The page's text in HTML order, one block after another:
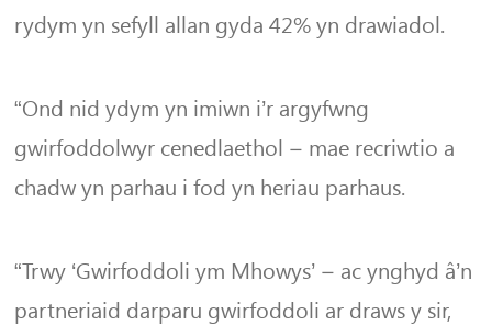
rydym yn sefyll allan gyda 42% yn drawiadol.
“Ond nid ydym yn imiwn i’r argyfwng
gwirfoddolwyr cenedlaethol – mae recriwtio a
chadw yn parhau i fod yn heriau parhaus.
“Trwy ‘Gwirfoddoli ym Mhowys’ – ac ynghyd â’n
partneriaid darparu gwirfoddoli ar draws y sir,